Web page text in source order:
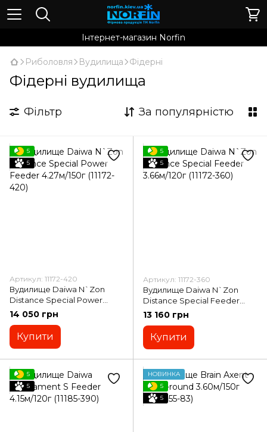
Інтернет-магазин Norfin
Риболовля Вудилища Фідерні
Фідерні вудилища
Фільтр За популярністю
5
5
Артикул: 11172-420
Вудилище Daiwa N`Zon
Distance Special Power
Feeder 4.27м/150г (11172-420)
14 050 грн
Купити
5
5
Артикул: 11172-360
Вудилище Daiwa N`Zon
Distance Special Feeder
3.66м/120г (11172-360)
13 160 грн
Купити
5
5
НОВИНКА
5
5